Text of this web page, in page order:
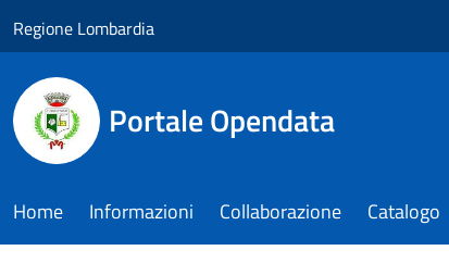
Regione Lombardia
Portale Opendata
Home Informazioni Collaborazione Catalogo